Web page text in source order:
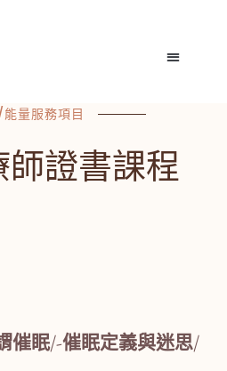
量服務項目
師證書課程
催眠/-催眠定義與迷思/